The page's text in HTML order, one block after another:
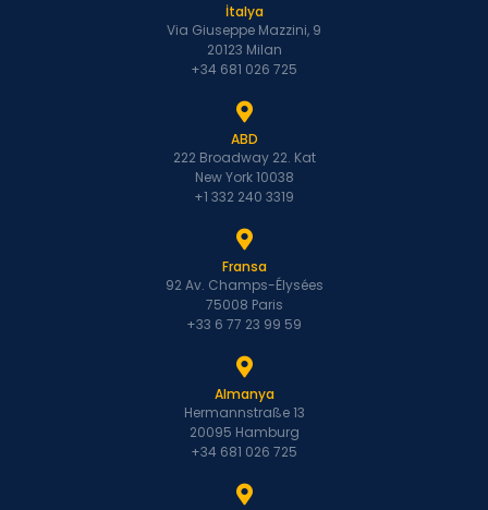
İtalya
Via Giuseppe Mazzini, 9
20123 Milan
+34 681 026 725
ABD
222 Broadway 22. Kat
New York 10038
+1 332 240 3319
Fransa
92 Av. Champs-Élysées
75008 Paris
+33 6 77 23 99 59
Almanya
Hermannstraße 13
20095 Hamburg
+34 681 026 725